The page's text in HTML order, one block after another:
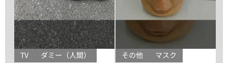
TV ダミー（人間） その他 マスク